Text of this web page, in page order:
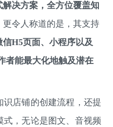
决方案，全方位覆盖知
更令人称道的是，其支持
信H5页面、小程序以及
者能最大化地触及潜在
识店铺的创建流程，还提
，无论是图文、音视频